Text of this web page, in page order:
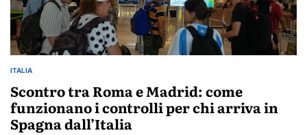
POSTED
ITALIA
Scontro tra Roma e Madrid: come
funzionano i controlli per chi arriva in
Spagna dall’Italia